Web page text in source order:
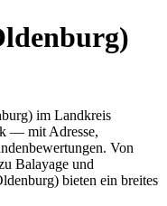
im Landkreis
— mit Adresse,
Von
Balayage und
bieten ein breites